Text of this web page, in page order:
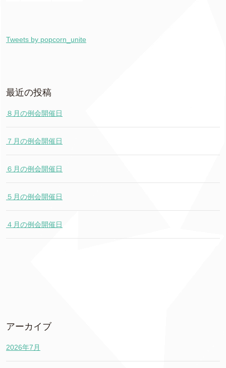
Tweets by popcorn_unite
最近の投稿
８月の例会開催日
７月の例会開催日
６月の例会開催日
５月の例会開催日
４月の例会開催日
アーカイブ
2026年7月